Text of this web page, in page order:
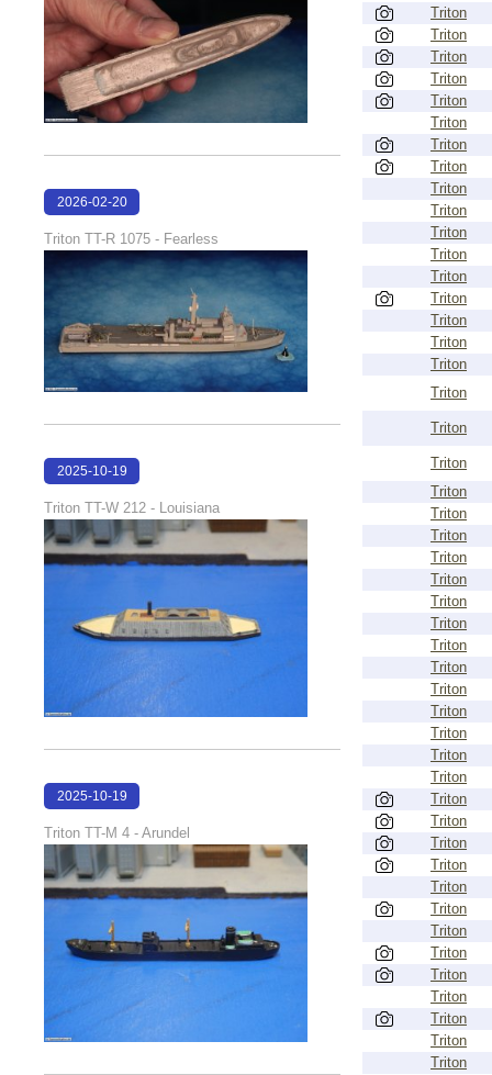
Triton
Triton
Triton
Triton
Triton
Triton
Triton
Triton
Triton
Triton
Triton
Triton
Triton
Triton
Triton
Triton
Triton
Triton
Triton
Triton
Triton
Triton
Triton
Triton
Triton
Triton
Triton
Triton
Triton
Triton
Triton
Triton
Triton
Triton
Triton
Triton
Triton
Triton
Triton
Triton
Triton
Triton
Triton
Triton
Triton
Triton
Triton
2026-02-20
Triton TT-R 1075 - Fearless
2025-10-19
Triton TT-W 212 - Louisiana
2025-10-19
Triton TT-M 4 - Arundel